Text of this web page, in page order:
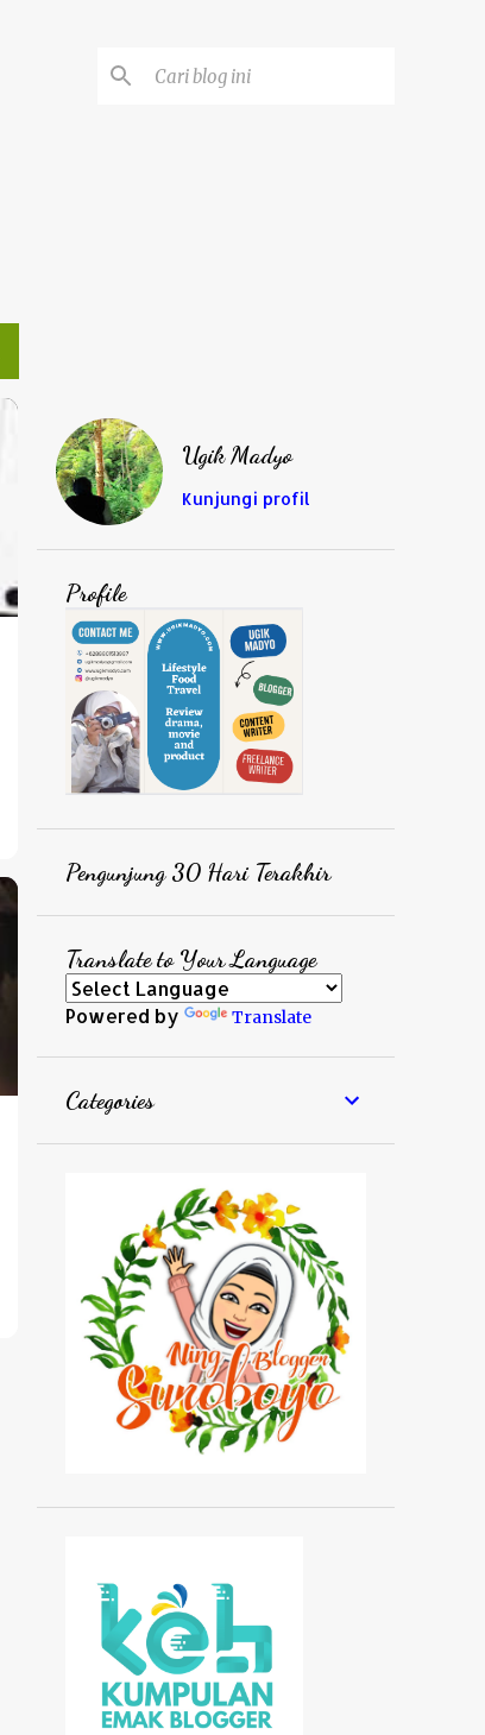
Ugik Madyo
Kunjungi profil
Profile
Pengunjung 30 Hari Terakhir
Translate to Your Language
Powered by Translate
Categories